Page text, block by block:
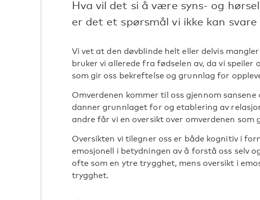
Hva vil det si å være syns- og
er det et spørsmål vi ikke kan svare
Vi vet at den døvblinde helt eller delvis
bruker vi allerede fra fødselen av, da vi speiler
som gir oss bekreftelse og grunnlag for
Omverdenen kommer til oss gjennom
danner grunnlaget for og etablering av
andre får vi en oversikt over omverdenen som
Oversikten vi tilegner oss er både kognitiv i
emosjonell i betydningen av å forstå oss selv
ofte som en ytre trygghet, mens oversikt i
trygghet.